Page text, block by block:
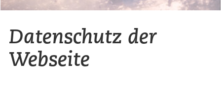
Datenschutz der
Webseite